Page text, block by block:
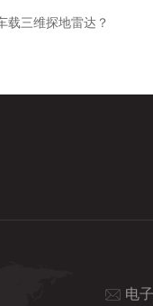
载三维探地雷达？
电